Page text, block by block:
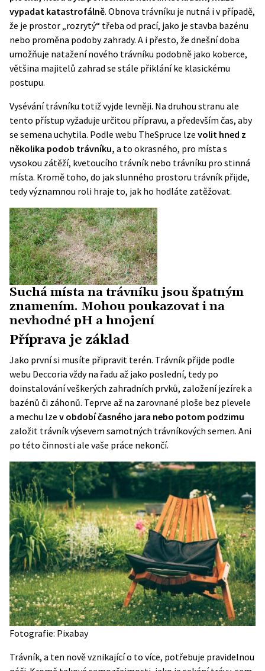
vypadat katastrofálně. Obnova trávníku je nutná i v případě,
že je prostor „rozrytý“ třeba od prací, jako je stavba bazénu
nebo proměna podoby zahrady. A i přesto, že dnešní doba
umožňuje natažení nového trávníku podobně jako koberce,
většina majitelů zahrad se stále přiklání ke klasickému
postupu.
Vysévání trávníku totiž vyjde levněji. Na druhou stranu ale
tento přístup vyžaduje určitou přípravu, a především čas, aby
se semena uchytila. Podle webu TheSpruce lze volit hned z
několika podob trávníku, a to okrasného, pro místa s
vysokou zátěží, kvetoucího trávník nebo trávníku pro stinná
místa. Kromě toho, do jak slunného prostoru trávník přijde,
tedy významnou roli hraje to, jak ho hodláte zatěžovat.
Suchá místa na trávníku jsou špatným
znamením. Mohou poukazovat i na
nevhodné pH a hnojení
Příprava je základ
Jako první si musíte připravit terén. Trávník přijde podle
webu Deccoria vždy na řadu až jako poslední, tedy po
doinstalování veškerých zahradních prvků, založení jezírek a
bazénů či záhonů. Teprve až na zarovnané ploše bez plevele
a mechu lze v období časného jara nebo potom podzimu
založit trávník výsevem samotných trávníkových semen. Ani
po této činnosti ale vaše práce nekončí.
Fotografie: Pixabay
Trávník, a ten nově vznikající o to více, potřebuje pravidelnou